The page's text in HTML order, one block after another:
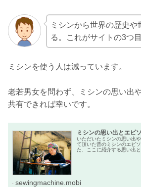
ミシンから世界の歴史や
る。これがサイトの3つ
ミシンを使う人は減っています。
老若男女を問わず、ミシンの思い出
共有できれば幸いです。
ミシンの思い出とエピ
いただいたミシンの思い出
て頂いた昔のミシンのエピ
た、ここに紹介する思い出
sewingmachine.mobi